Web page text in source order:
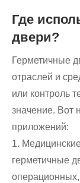
Где
двери?
Герметичные
отраслей и
или контроль
значение. Вот
приложений:
1.
герметичные
операционных,